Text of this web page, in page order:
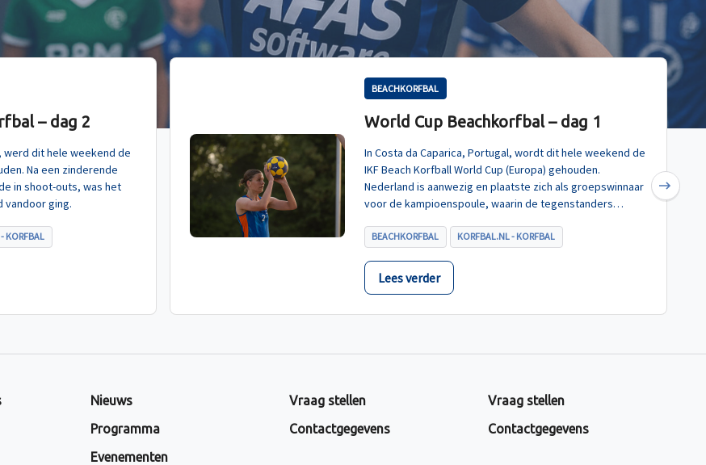
– dag 2
werd dit hele weekend de
Na een zinderende
in shoot-outs, was het
vandoor ging.
KORFBAL
BEACHKORFBAL
World Cup Beachkorfbal – dag 1
In Costa da Caparica, Portugal, wordt dit hele weekend de
IKF Beach Korfball World Cup (Europa) gehouden.
Nederland is aanwezig en plaatste zich als groepswinnaar
voor de kampioenspoule, waarin de tegenstanders
BEACHKORFBAL KORFBAL.NL - KORFBAL
Lees verder
Next
Nieuws
Programma
Evenementen
Vraag stellen
Contactgegevens
Vraag stellen
Contactgegevens